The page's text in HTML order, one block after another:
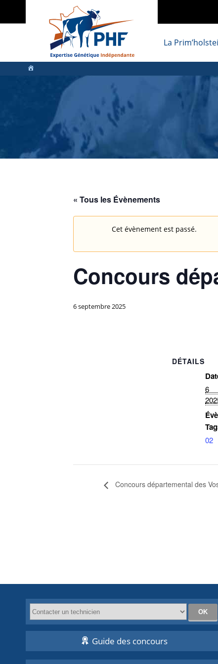
La
« Tous les Évènements
Cet évènement est passé.
Concours
6 septembre 2025
DÉTAILS
6
02
Concours départemental des
Guide des concours